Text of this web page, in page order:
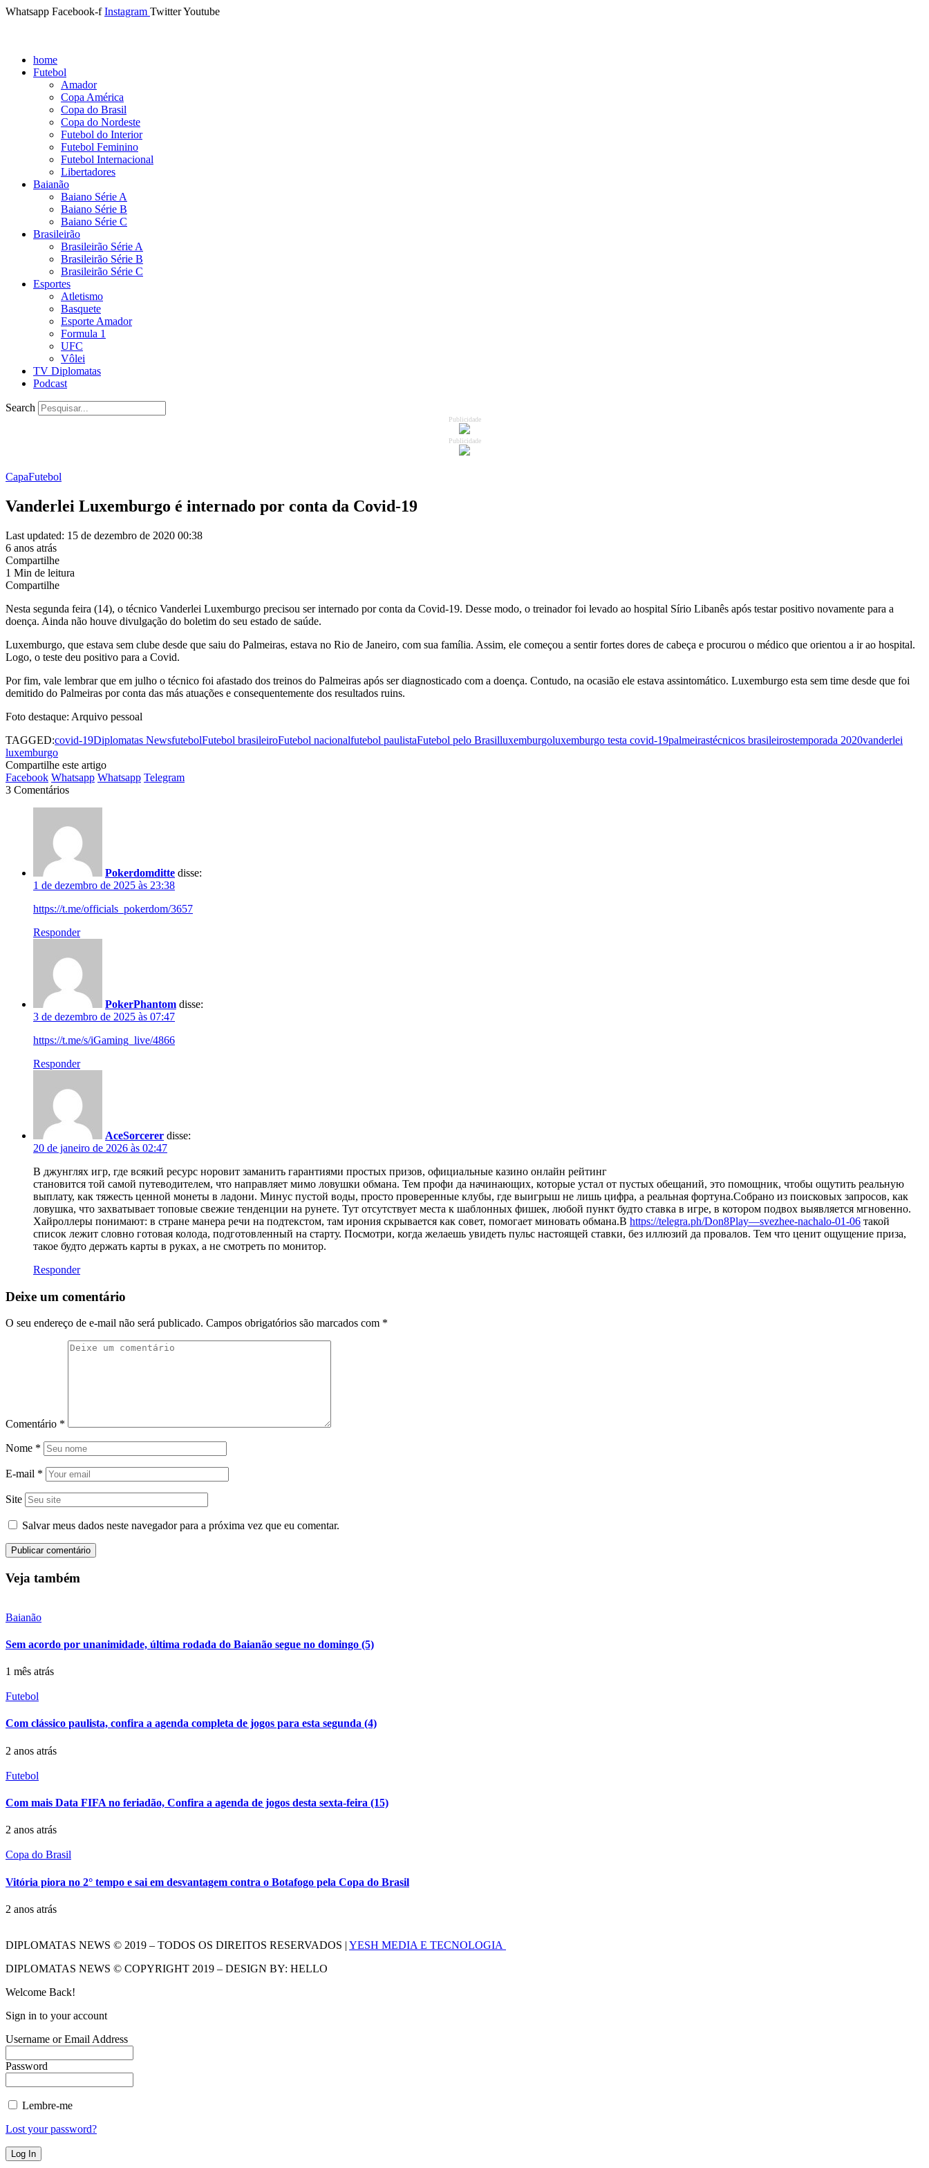
Whatsapp Facebook-f Instagram TwitterYoutube
home
Futebol
Amador
Copa América
Copa do Brasil
Copa do Nordeste
Futebol do Interior
Futebol Feminino
Futebol Internacional
Libertadores
Baianão
Baiano Série A
Baiano Série B
Baiano Série C
Brasileirão
Brasileirão Série A
Brasileirão Série B
Brasileirão Série C
Esportes
Atletismo
Basquete
Esporte Amador
Formula 1
UFC
Vôlei
TV Diplomatas
Podcast
Search
Publicidade
Publicidade
CapaFutebol
Vanderlei Luxemburgo é internado por conta da Covid-19
Last updated: 15 de dezembro de 2020 00:38
6 anos atrás
Compartilhe
1 Min de leitura
Compartilhe
Nesta segunda feira (14), o técnico Vanderlei Luxemburgo precisou ser internado por conta da Covid-19. Desse modo, o treinador foi levado ao hospital Sírio Libanês após testar positivo novamente para a
doença. Ainda não houve divulgação do boletim do seu estado de saúde.
Luxemburgo, que estava sem clube desde que saiu do Palmeiras, estava no Rio de Janeiro, com sua família. Assim, ele começou a sentir fortes dores de cabeça e procurou o médico que orientou a ir ao hospital.
Logo, o teste deu positivo para a Covid.
Por fim, vale lembrar que em julho o técnico foi afastado dos treinos do Palmeiras após ser diagnosticado com a doença. Contudo, na ocasião ele estava assintomático. Luxemburgo esta sem time desde que foi
demitido do Palmeiras por conta das más atuações e consequentemente dos resultados ruins.
Foto destaque: Arquivo pessoal
TAGGED:covid-19Diplomatas NewsfutebolFutebol brasileiroFutebol nacionalfutebol paulistaFutebol pelo Brasilluxemburgoluxemburgo testa covid-19palmeirastécnicos brasileirostemporada 2020vanderlei
luxemburgo
Compartilhe este artigo
Facebook Whatsapp Whatsapp Telegram
3 Comentários
Pokerdomditte disse:
1 de dezembro de 2025 às 23:38
https://t.me/officials_pokerdom/3657
Responder
PokerPhantom disse:
3 de dezembro de 2025 às 07:47
https://t.me/s/iGaming_live/4866
Responder
AceSorcerer disse:
20 de janeiro de 2026 às 02:47
В джунглях игр, где всякий ресурс норовит заманить гарантиями простых призов, официальные казино онлайн рейтинг
становится той самой путеводителем, что направляет мимо ловушки обмана. Тем профи да начинающих, которые устал от пустых обещаний, это помощник, чтобы ощутить реальную
выплату, как тяжесть ценной монеты в ладони. Минус пустой воды, просто проверенные клубы, где выигрыш не лишь цифра, а реальная фортуна.Собрано из поисковых запросов, как
ловушка, что захватывает топовые свежие тенденции на рунете. Тут отсутствует места к шаблонных фишек, любой пункт будто ставка в игре, в котором подвох выявляется мгновенно.
Хайроллеры понимают: в стране манера речи на подтекстом, там ирония скрывается как совет, помогает миновать обмана.В https://telegra.ph/Don8Play—svezhee-nachalo-01-06 такой
список лежит словно готовая колода, подготовленный на старту. Посмотри, когда желаешь увидеть пульс настоящей ставки, без иллюзий да провалов. Тем что ценит ощущение приза,
такое будто держать карты в руках, а не смотреть по монитор.
Responder
Deixe um comentário
O seu endereço de e-mail não será publicado. Campos obrigatórios são marcados com *
Comentário *
Nome *
E-mail *
Site
Salvar meus dados neste navegador para a próxima vez que eu comentar.
Veja também
Baianão
Sem acordo por unanimidade, última rodada do Baianão segue no domingo (5)
1 mês atrás
Futebol
Com clássico paulista, confira a agenda completa de jogos para esta segunda (4)
2 anos atrás
Futebol
Com mais Data FIFA no feriadão, Confira a agenda de jogos desta sexta-feira (15)
2 anos atrás
Copa do Brasil
Vitória piora no 2° tempo e sai em desvantagem contra o Botafogo pela Copa do Brasil
2 anos atrás
DIPLOMATAS NEWS © 2019 – TODOS OS DIREITOS RESERVADOS | YESH MEDIA E TECNOLOGIA
DIPLOMATAS NEWS © COPYRIGHT 2019 – DESIGN BY: HELLO
Welcome Back!
Sign in to your account
Username or Email Address
Password
Lembre-me
Lost your password?